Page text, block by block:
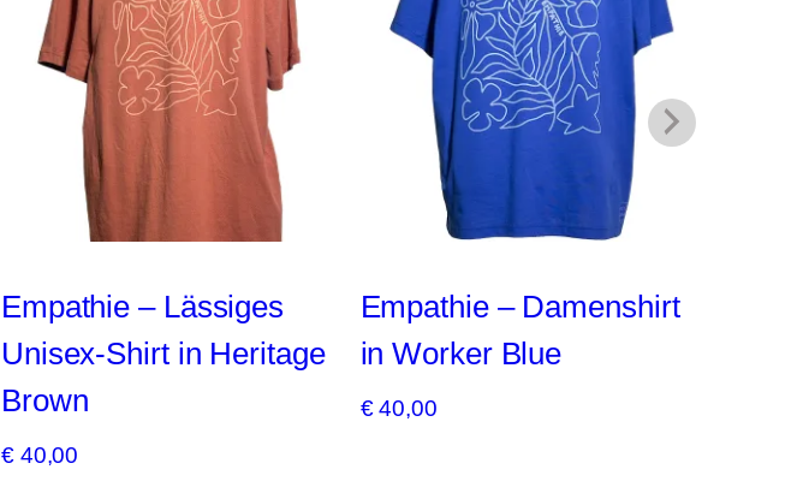
Empathie – Lässiges
Unisex-Shirt in Heritage
Brown
€40,00
Empathie – Damenshirt
in Worker Blue
€40,00